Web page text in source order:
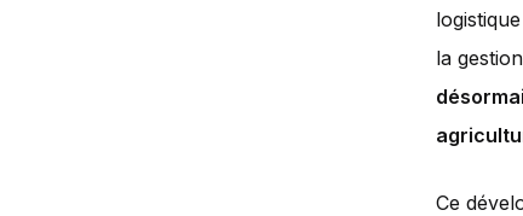
la
Ce